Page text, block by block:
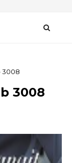
3008
3008